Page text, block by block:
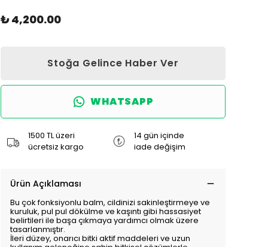
₺ 4,200.00
Stoğa Gelince Haber Ver
WHATSAPP
1500 TL üzeri
ücretsiz kargo
14 gün içinde
iade değişim
Ürün Açıklaması
Bu çok fonksiyonlu balm, cildinizi sakinleştirmeye ve
kuruluk, pul pul dökülme ve kaşıntı gibi hassasiyet
belirtileri ile başa çıkmaya yardımcı olmak üzere
tasarlanmıştır.
İleri düzey, onarıcı bitki aktif maddeleri ve uzun